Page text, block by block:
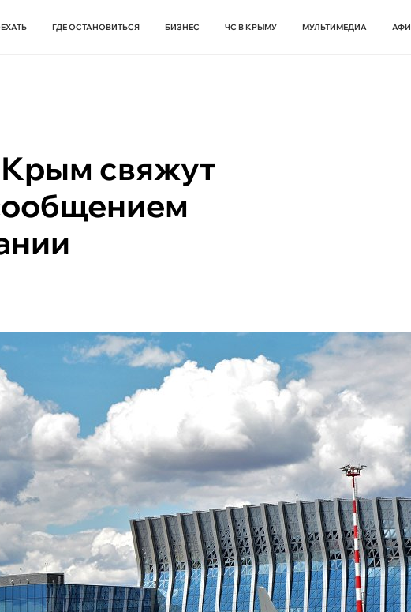
ГДЕ ОСТАНОВИТЬСЯ БИЗНЕС ЧС В КРЫМУ МУЛЬТИМЕДИА
свяжут